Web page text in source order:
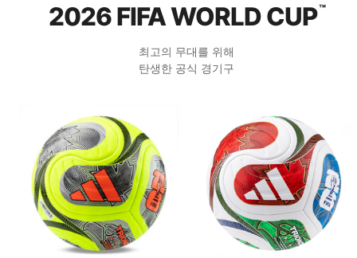
2026 FIFA WORLD CUP™
최고의 무대를 위해
탄생한 공식 경기구